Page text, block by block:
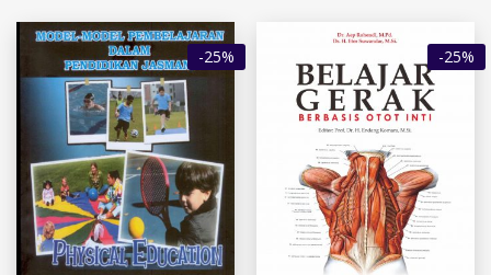
-25% -25%